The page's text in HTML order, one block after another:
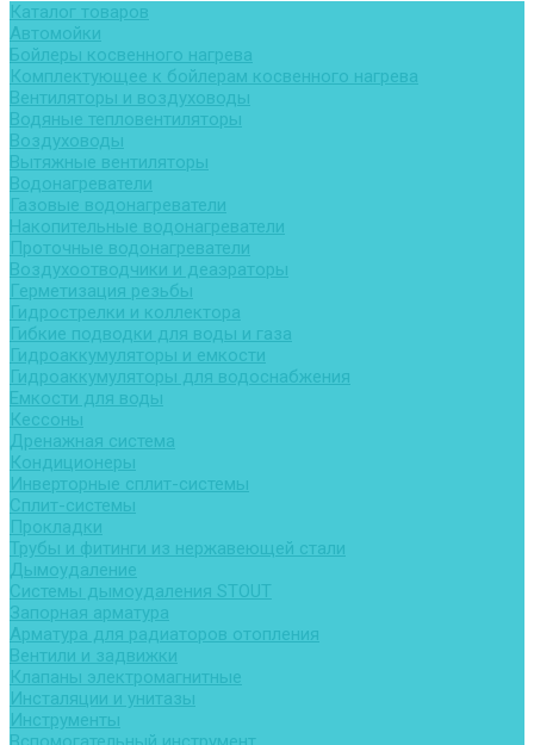
Каталог товаров
Автомойки
Бойлеры косвенного нагрева
Комплектующее к бойлерам косвенного нагрева
Вентиляторы и воздуховоды
Водяные тепловентиляторы
Воздуховоды
Вытяжные вентиляторы
Водонагреватели
Газовые водонагреватели
Накопительные водонагреватели
Проточные водонагреватели
Воздухоотводчики и деаэраторы
Герметизация резьбы
Гидрострелки и коллектора
Гибкие подводки для воды и газа
Гидроаккумуляторы и емкости
Гидроаккумуляторы для водоснабжения
Емкости для воды
Кессоны
Дренажная система
Кондиционеры
Инверторные сплит-системы
Сплит-системы
Прокладки
Трубы и фитинги из нержавеющей стали
Дымоудаление
Системы дымоудаления STOUT
Запорная арматура
Арматура для радиаторов отопления
Вентили и задвижки
Клапаны электромагнитные
Инсталяции и унитазы
Инструменты